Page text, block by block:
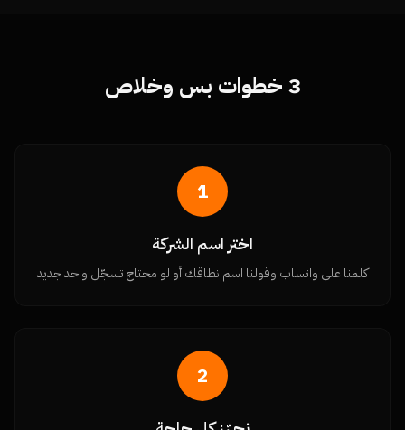
3 خطوات بس وخلاص
1
اختر اسم الشركة
كلمنا على واتساب وقولنا اسم نطاقك أو لو محتاج تسجّل واحد جديد
2